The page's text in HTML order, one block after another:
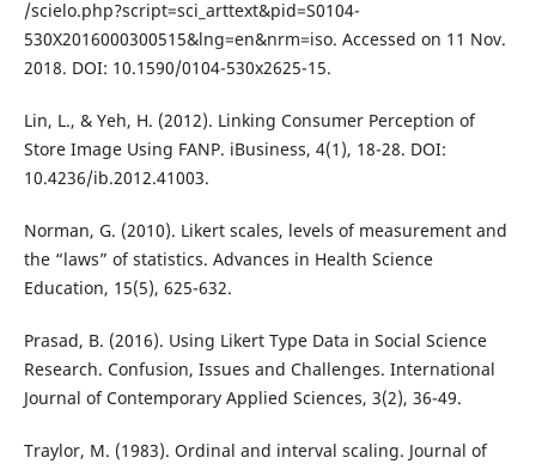
/scielo.php?script=sci_arttext&pid=S0104-
530X2016000300515&lng=en&nrm=iso. Accessed on 11 Nov.
2018. DOI: 10.1590/0104-530x2625-15.
Lin, L., & Yeh, H. (2012). Linking Consumer Perception of
Store Image Using FANP. iBusiness, 4(1), 18-28. DOI:
10.4236/ib.2012.41003.
Norman, G. (2010). Likert scales, levels of measurement and
the “laws” of statistics. Advances in Health Science
Education, 15(5), 625-632.
Prasad, B. (2016). Using Likert Type Data in Social Science
Research. Confusion, Issues and Challenges. International
Journal of Contemporary Applied Sciences, 3(2), 36-49.
Traylor, M. (1983). Ordinal and interval scaling. Journal of